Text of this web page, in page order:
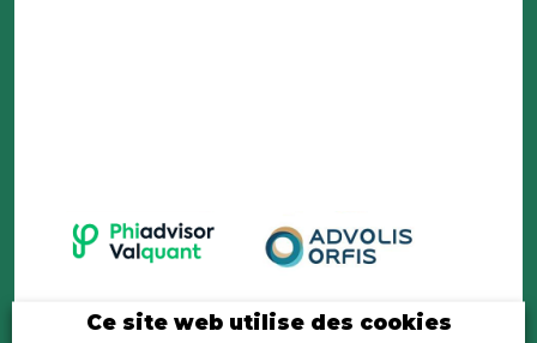
Ce site web utilise des cookies